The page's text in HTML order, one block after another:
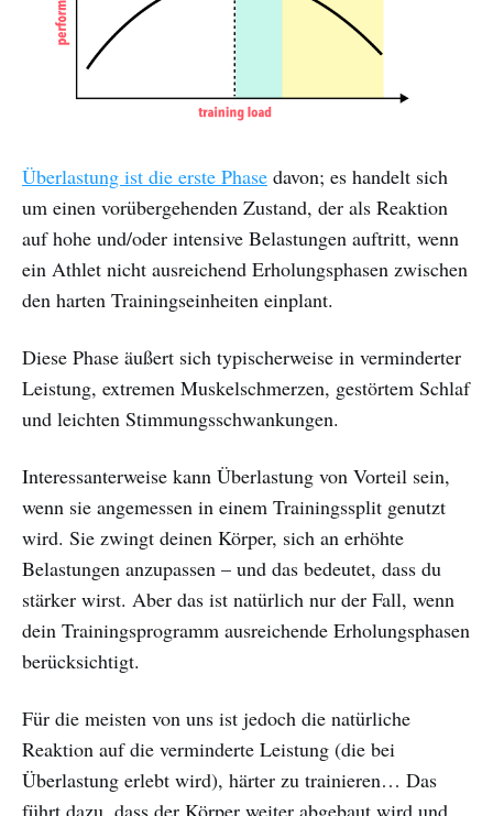
Überlastung ist die erste Phase davon; es handelt sich
um einen vorübergehenden Zustand, der als Reaktion
auf hohe und/oder intensive Belastungen auftritt, wenn
ein Athlet nicht ausreichend Erholungsphasen zwischen
den harten Trainingseinheiten einplant.
Diese Phase äußert sich typischerweise in verminderter
Leistung, extremen Muskelschmerzen, gestörtem Schlaf
und leichten Stimmungsschwankungen.
Interessanterweise kann Überlastung von Vorteil sein,
wenn sie angemessen in einem Trainingssplit genutzt
wird. Sie zwingt deinen Körper, sich an erhöhte
Belastungen anzupassen – und das bedeutet, dass du
stärker wirst. Aber das ist natürlich nur der Fall, wenn
dein Trainingsprogramm ausreichende Erholungsphasen
berücksichtigt.
Für die meisten von uns ist jedoch die natürliche
Reaktion auf die verminderte Leistung (die bei
Überlastung erlebt wird), härter zu trainieren… Das
führt dazu, dass der Körper weiter abgebaut wird und